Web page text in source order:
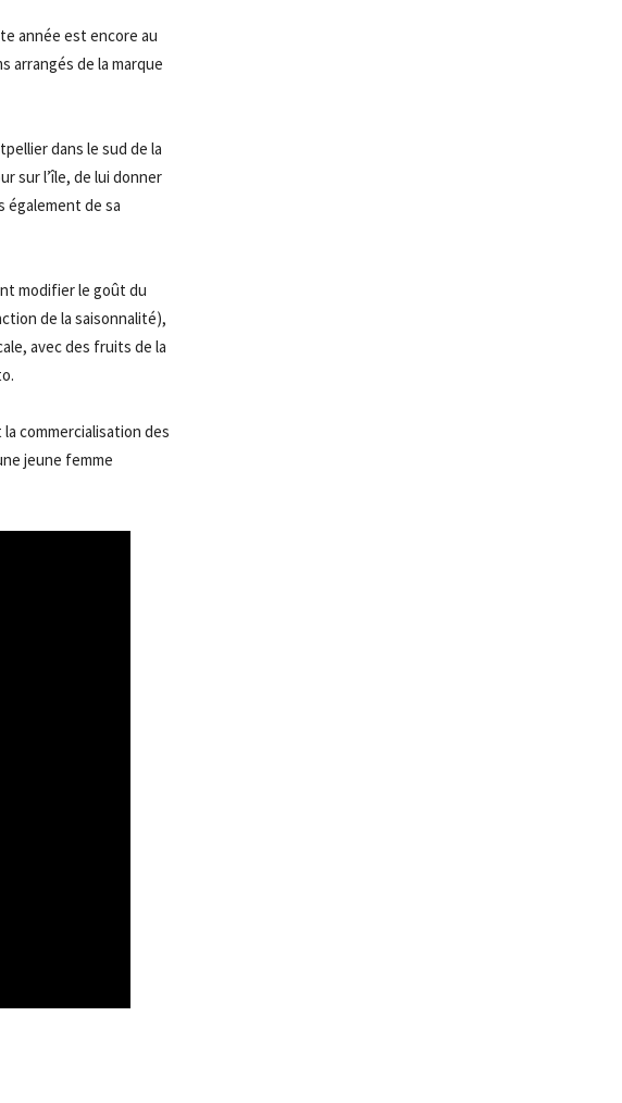
année est encore au
arrangés de la marque
dans le sud de la
sur l’île, de lui donner
également de sa
modifier le goût du
de la saisonnalité),
avec des fruits de la
commercialisation des
jeune femme